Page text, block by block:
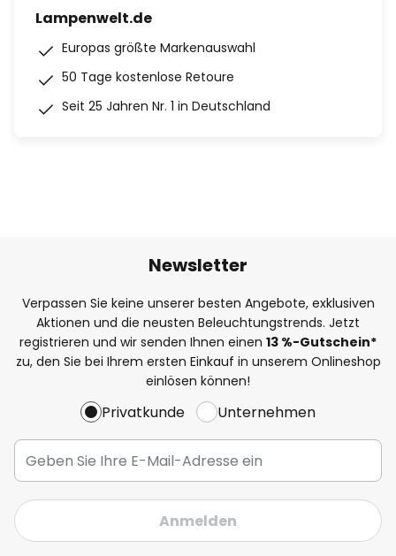
Lampenwelt.de
Europas größte Markenauswahl
50 Tage kostenlose Retoure
Seit 25 Jahren Nr. 1 in Deutschland
Newsletter
Verpassen Sie keine unserer besten Angebote, exklusiven
Aktionen und die neusten Beleuchtungstrends. Jetzt
registrieren und wir senden Ihnen einen 13 %-Gutschein*
zu, den Sie bei Ihrem ersten Einkauf in unserem Onlineshop
einlösen können!
Privatkunde Unternehmen
Anmelden